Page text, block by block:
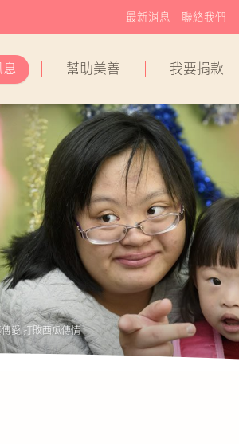
息 幫助美善 我要捐款
最新消息 聯絡我們
愛 打敗西瓜傳情